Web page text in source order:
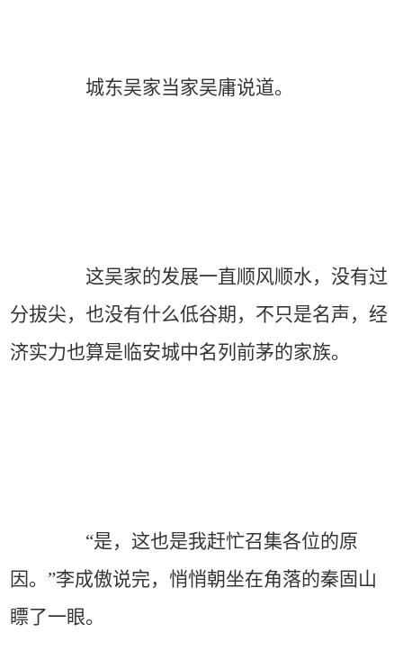
城东吴家当家吴庸说道。
这吴家的发展一直顺风顺水，没有过
分拔尖，也没有什么低谷期，不只是名声，经
济实力也算是临安城中名列前茅的家族。
“是，这也是我赶忙召集各位的原
因。”李成傲说完，悄悄朝坐在角落的秦固山
瞟了一眼。